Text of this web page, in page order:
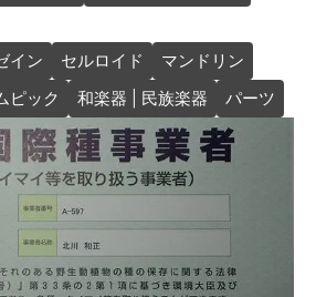
イン セルロイド
マンドリン
ピック
和楽器 | 民族楽器 パーツ